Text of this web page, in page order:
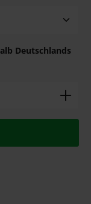
Deutschlands
Wert ein